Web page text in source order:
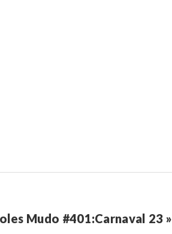
Mudo #401:Carnaval 23 »